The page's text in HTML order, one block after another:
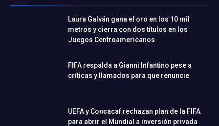
Laura Galván gana el oro en los 10 mil
metros y cierra con dos títulos en los
Juegos Centroamericanos
FIFA respalda a Gianni Infantino pese a
críticas y llamados para que renuncie
UEFA y Concacaf rechazan plan de la FIFA
para abrir el Mundial a inversión privada